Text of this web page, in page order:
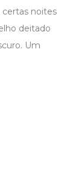
certas noites
deitado
Um